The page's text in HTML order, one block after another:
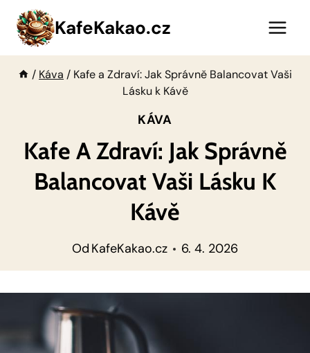
Přeskočit
obsah
KafeKakao.cz
/ Káva / Kafe a Zdraví: Jak Správně Balancovat Vaši
Lásku k Kávě
KÁVA
Kafe A Zdraví: Jak Správně
Balancovat Vaši Lásku K
Kávě
Od KafeKakao.cz 6. 4. 2026